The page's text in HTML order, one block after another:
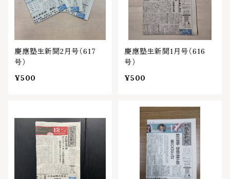
慶應塾生新聞2月号（617
号）
¥500
慶應塾生新聞1月号（616
号）
¥500